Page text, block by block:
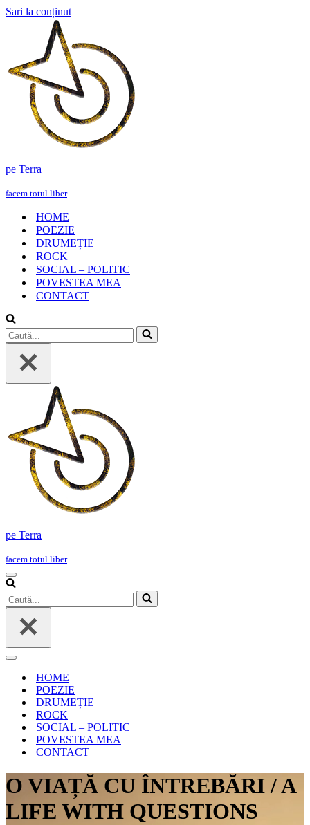
Sari la conținut
pe Terra
facem totul liber
HOME
POEZIE
DRUMEȚIE
ROCK
SOCIAL – POLITIC
POVESTEA MEA
CONTACT
Caută...
pe Terra
facem totul liber
Meniu
de
navigare
Caută...
Meniu
navigareHOME
POEZIE
DRUMEȚIE
ROCK
SOCIAL – POLITIC
POVESTEA MEA
CONTACT
O VIAȚĂ CU ÎNTREBĂRI / A
LIFE WITH QUESTIONS